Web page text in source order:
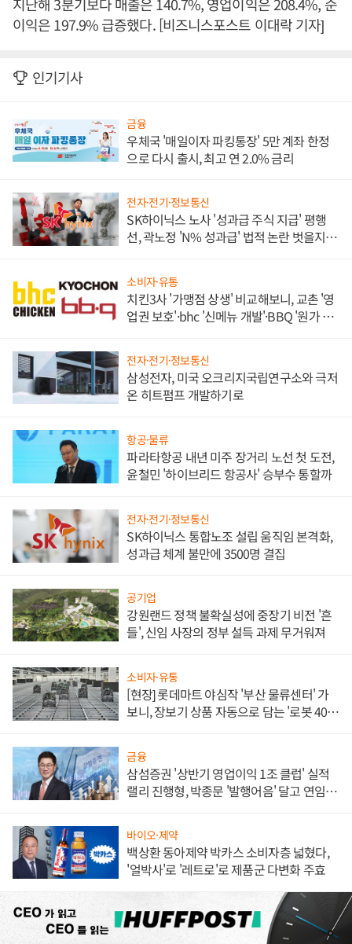
지난해 3분기보다 매출은 140.7%, 영업이익은 208.4%, 순
이익은 197.9% 급증했다. [비즈니스포스트 이대락 기자]
인기기사
금융
우체국 '매일이자 파킹통장' 5만 계좌 한정
으로 다시 출시, 최고 연 2.0% 금리
전자·전기·정보통신
SK하이닉스 노사 '성과급 주식 지급' 평행
선, 곽노정 'N% 성과급' 법적 논란 벗을지 주
소비자·유통
치킨3사 '가맹점 상생' 비교해보니, 교촌 '영
업권 보호'·bhc '신메뉴 개발'·BBQ '원가 부
전자·전기·정보통신
삼성전자, 미국 오크리지국립연구소와 극저
온 히트펌프 개발하기로
항공·물류
파라타항공 내년 미주 장거리 노선 첫 도전,
윤철민 '하이브리드 항공사' 승부수 통할까
전자·전기·정보통신
SK하이닉스 통합노조 설립 움직임 본격화,
성과급 체계 불만에 3500명 결집
공기업
강원랜드 정책 불확실성에 중장기 비전 '흔
들', 신임 사장의 정부 설득 과제 무거워져
소비자·유통
[현장] 롯데마트 야심작 '부산 물류센터' 가
보니, 장보기 상품 자동으로 담는 '로봇 400
금융
삼섬증권 '상반기 영업이익 1조 클럽' 실적
랠리 진행형, 박종문 '발행어음' 달고 연임 향
바이오·제약
백상환 동아제약 박카스 소비자층 넓혔다,
'얼박사'로 '레트로'로 제품군 다변화 주효